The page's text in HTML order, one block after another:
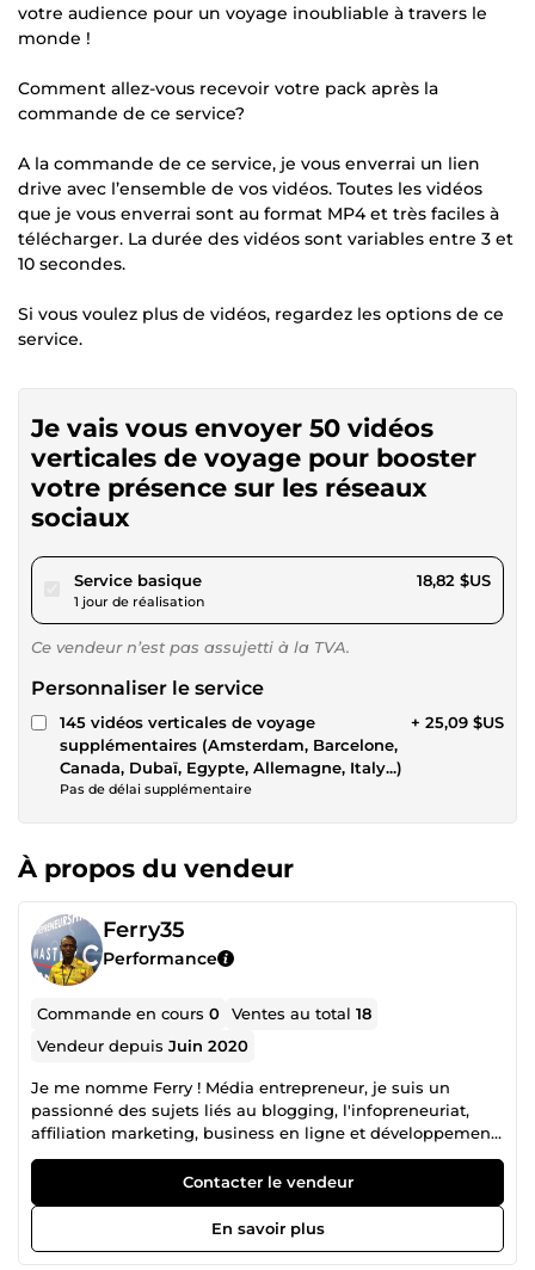
votre audience pour un voyage inoubliable à travers le
monde !
Comment allez-vous recevoir votre pack après la
commande de ce service?
A la commande de ce service, je vous enverrai un lien
drive avec l’ensemble de vos vidéos. Toutes les vidéos
que je vous enverrai sont au format MP4 et très faciles à
télécharger. La durée des vidéos sont variables entre 3 et
10 secondes.
Si vous voulez plus de vidéos, regardez les options de ce
service.
Je vais vous envoyer 50 vidéos
verticales de voyage pour booster
votre présence sur les réseaux
sociaux
Service basiquepour 17,34 $US
1 jour de réalisation
18,82 $US
Ce vendeur n’est pas assujetti à la TVA.
Personnaliser le service
145 vidéos verticales de voyage
supplémentaires (Amsterdam, Barcelone,
Canada, Dubaï, Egypte, Allemagne, Italy...)
Pas de délai supplémentaire
+ 25,09 $US
À propos du vendeur
Ferry35
Performance
Commande en cours0 Ventes au total18
Vendeur depuisJuin 2020
Je me nomme Ferry ! Média entrepreneur, je suis un
passionné des sujets liés au blogging, l'infopreneuriat,
affiliation marketing, business en ligne et développement
personnel. J'aime lire sur des sujets variés, inspirants et
motivants. N'hésitez pas à me consulter à tout moment en
cliquant sur POSER UNE QUESTION si vous désirez de mes
services. À la réussite de vos projets. Ferry
Contacter le vendeur
En savoir plus